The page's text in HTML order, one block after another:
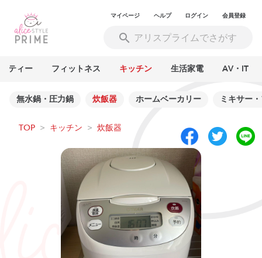
マイページ ヘルプ ログイン 会員登録
ティー フィットネス キッチン 生活家電 AV・IT
無水鍋・圧力鍋 炊飯器 ホームベーカリー ミキサー
TOP > キッチン > 炊飯器